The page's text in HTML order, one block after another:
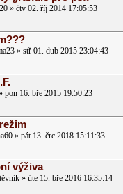
» čtv 02. říj 2014 17:05:53
» stř 01. dub 2015 23:04:43
pon 16. bře 2015 19:50:23
» pát 13. črc 2018 15:11:33
výživa
» úte 15. bře 2016 16:35:14